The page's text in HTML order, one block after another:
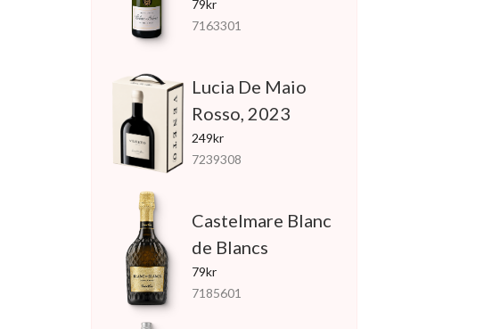
79kr
7163301
Lucia De Maio
Rosso, 2023
249kr
7239308
Castelmare Blanc
de Blancs
79kr
7185601